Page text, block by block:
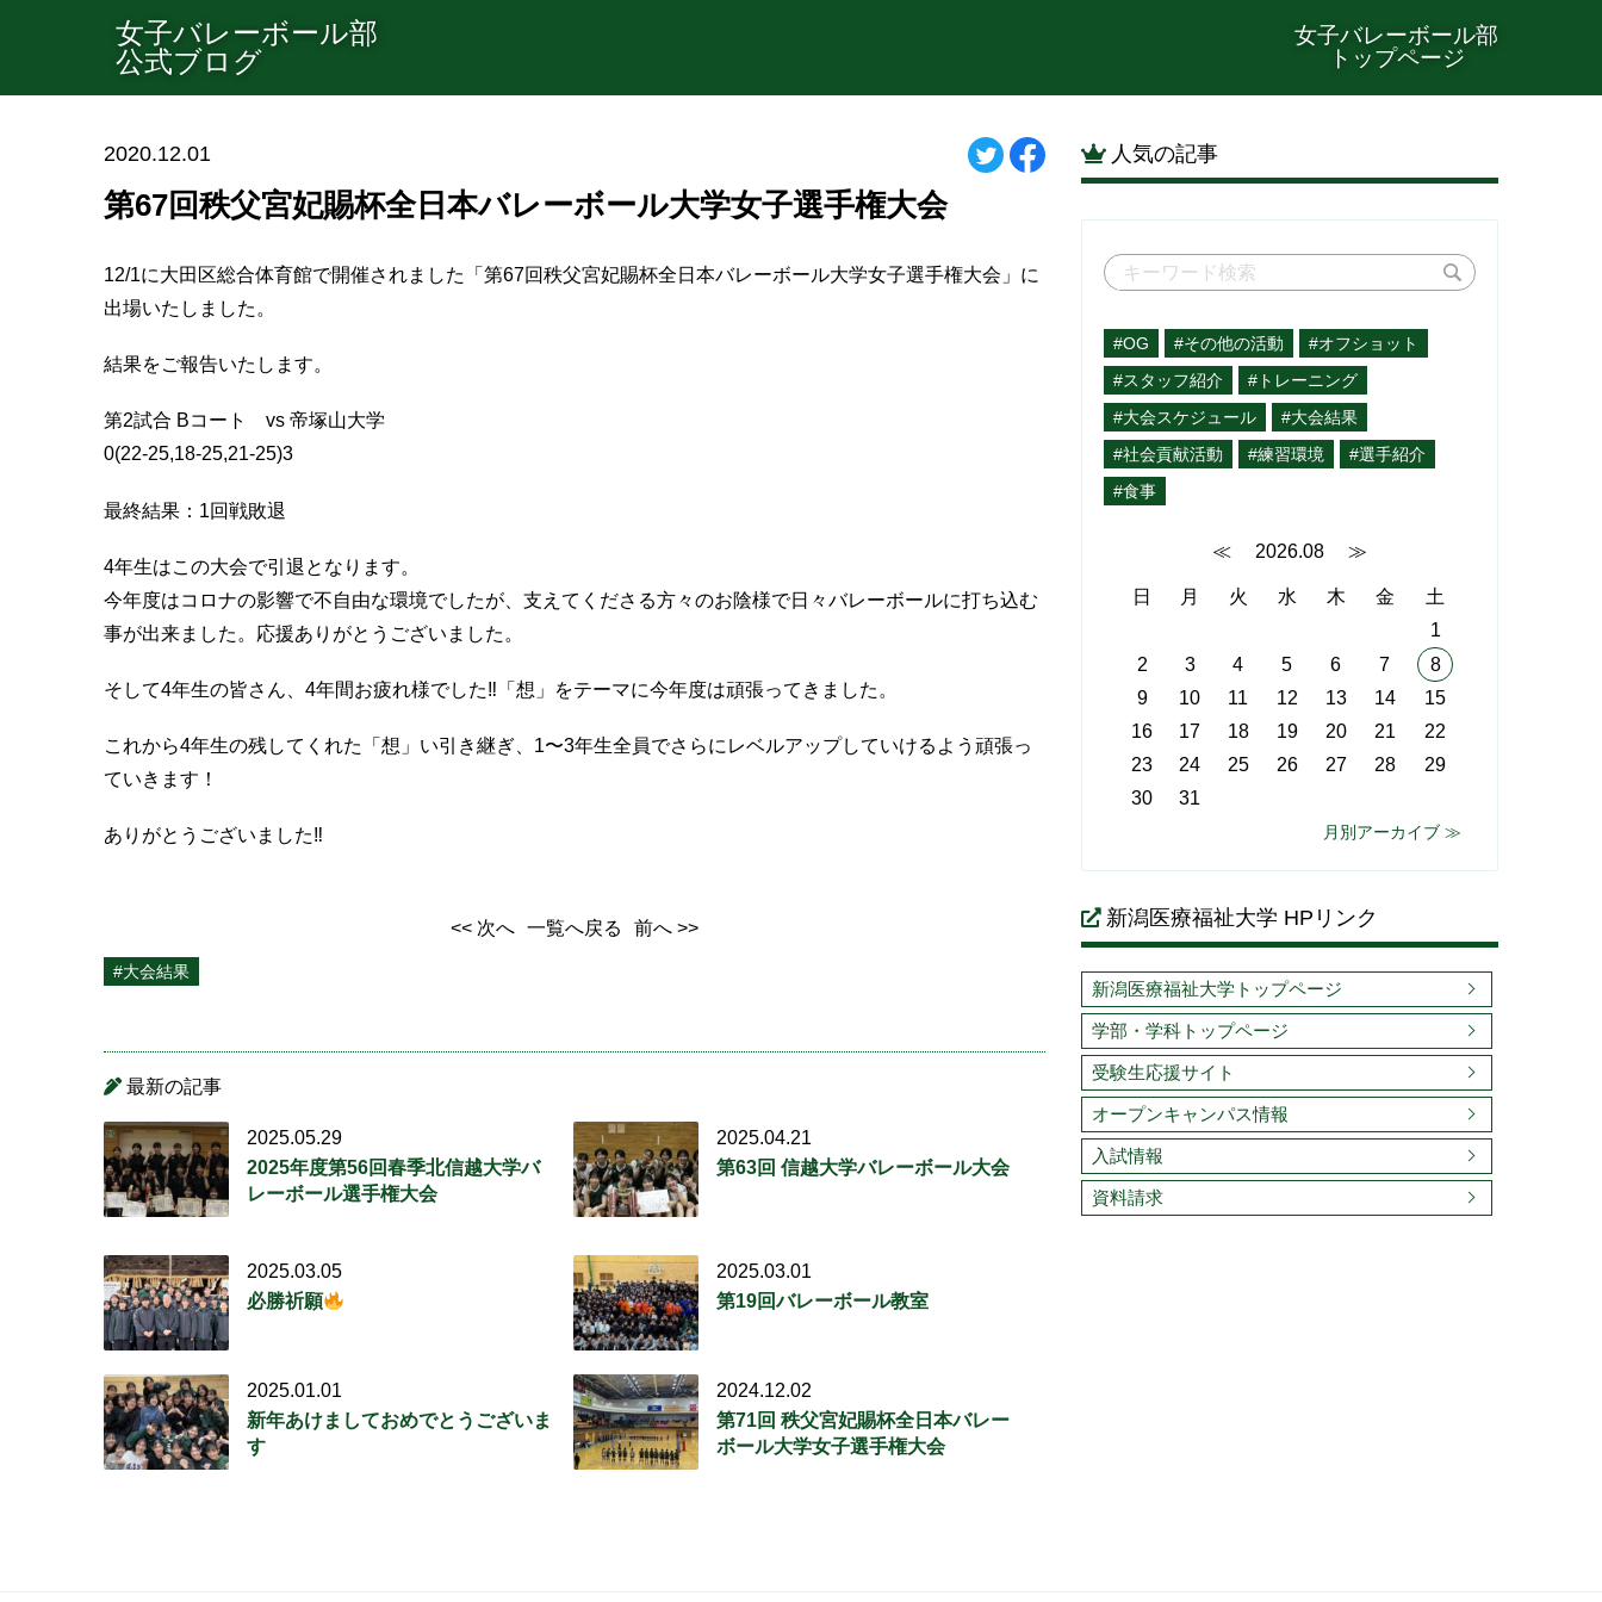
女子バレーボール部
トップページ
女子バレーボール部
公式ブログ
2020.12.01
第67回秩父宮妃賜杯全日本バレーボール大学女子選手権大会
12/1に大田区総合体育館で開催されました「第67回秩父宮妃賜杯全日本バレーボール大学女子選手権大会」に
出場いたしました。
結果をご報告いたします。
第2試合 Bコート vs 帝塚山大学
0(22-25,18-25,21-25)3
最終結果：1回戦敗退
4年生はこの大会で引退となります。
今年度はコロナの影響で不自由な環境でしたが、支えてくださる方々のお陰様で日々バレーボールに打ち込む
事が出来ました。応援ありがとうございました。
そして4年生の皆さん、4年間お疲れ様でした‼︎「想」をテーマに今年度は頑張ってきました。
これから4年生の残してくれた「想」い引き継ぎ、1〜3年生全員でさらにレベルアップしていけるよう頑張っ
ていきます！
ありがとうございました‼︎
<< 次へ 一覧へ戻る 前へ >>
#大会結果
最新の記事
2025.05.29
2025年度第56回春季北信越大学バ
レーボール選手権大会
2025.04.21
第63回 信越大学バレーボール大会
2025.03.05
必勝祈願
2025.03.01
第19回バレーボール教室
2025.01.01
新年あけましておめでとうございま
す
2024.12.02
第71回 秩父宮妃賜杯全日本バレー
ボール大学女子選手権大会
人気の記事
#OG #その他の活動
#オフショット
#スタッフ紹介
#トレーニング
#大会スケジュール
#大会結果
#社会貢献活動
#練習環境
#選手紹介
#食事
≪ 2026.08 ≫
日 月 火 水 木 金
土
1
2
3 4 5 6 7
8
9
10 11 12 13 14
15
16
17 18 19 20 21
22
23
24 25 26 27 28
29
30
31
月別アーカイブ ≫
新潟医療福祉大学 HPリンク
新潟医療福祉大学トップページ
学部・学科トップページ
受験生応援サイト
オープンキャンパス情報
入試情報
資料請求